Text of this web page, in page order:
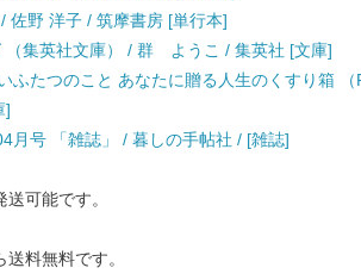
佐野 洋子 / 筑摩書房 [単行本]
（集英社文庫） / 群 ようこ / 集英社 [文庫]
ふたつのこと あなたに贈る人生のくすり箱
]
月号 「雑誌」 / 暮しの手帖社 / [雑誌]
可能です。
料無料です。